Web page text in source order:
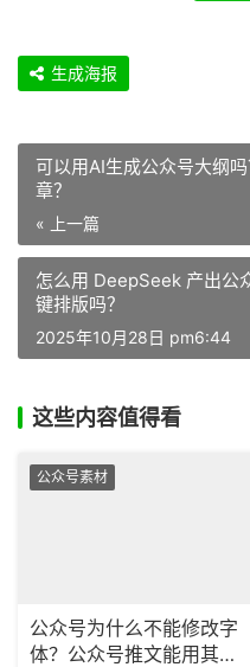
生成海报
可以用AI生成公众号大纲
章？​
« 上一篇
怎么用 DeepSeek 产出公
键排版吗？
2025年10月28日 pm6:44
这些内容值得看
公众号素材
公众号为什么不能修改字
体？公众号推文能用其他